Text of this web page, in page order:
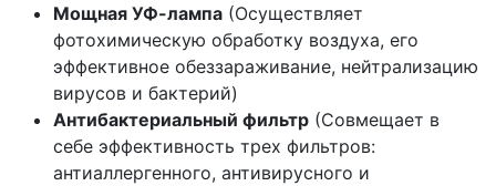
Мощная УФ-лампа (Осуществляет
фотохимическую обработку воздуха, его
эффективное обеззараживание, нейтрализацию
вирусов и бактерий)
Антибактериальный фильтр (Совмещает в
себе эффективность трех фильтров:
антиаллергенного, антивирусного и